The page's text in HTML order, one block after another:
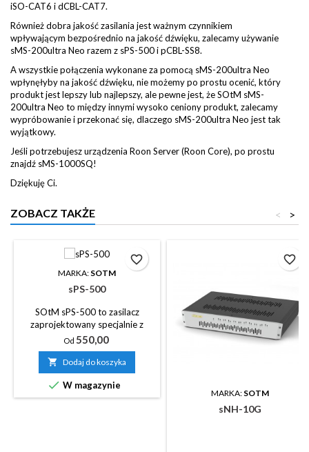
iSO-CAT6 i dCBL-CAT7.
Również dobra jakość zasilania jest ważnym czynnikiem
wpływającym bezpośrednio na jakość dźwięku, zalecamy używanie
sMS-200ultra Neo razem z sPS-500 i pCBL-SS8.
A wszystkie połączenia wykonane za pomocą sMS-200ultra Neo
wpłynęłyby na jakość dźwięku, nie możemy po prostu ocenić, który
produkt jest lepszy lub najlepszy, ale pewne jest, że SOtM sMS-
200ultra Neo to między innymi wysoko ceniony produkt, zalecamy
wypróbowanie i przekonać się, dlaczego sMS-200ultra Neo jest tak
wyjątkowy.
Jeśli potrzebujesz urządzenia Roon Server (Roon Core), po prostu
znajdź sMS-1000SQ!
Dziękuję Ci.
ZOBACZ TAKŻE >
<
MARKA: SOTM
sPS-500
SOtM sPS-500 to zasilacz
zaprojektowany specjalnie z
myślą o wysokiej jakości
dźwięku. Został zbudowany w
celu eliminacji szumów
generowanych przez zasilane
urządzenia, a także po prostu
usuwania szumów pochodzących
Od Cena
550,00
 Dodaj do koszyka
 W magazynie
favorite_border
MARKA: SOTM
sNH-10G
favorite_border